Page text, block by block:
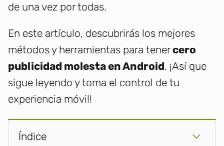
de una vez por todas.
En este artículo, descubrirás los mejores
métodos y herramientas para tenercero
publicidad molesta en Android. ¡Así que
sigue leyendo y toma el control de tu
experiencia móvil!
Índice